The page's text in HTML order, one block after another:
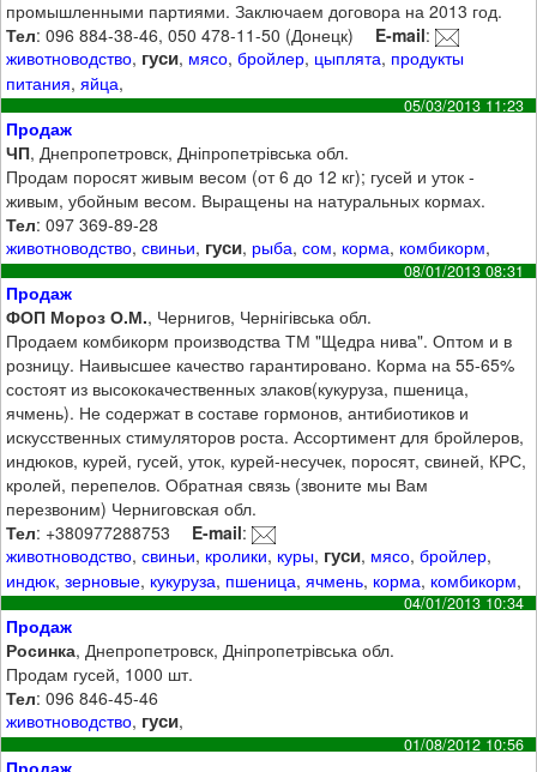
промышленными партиями. Заключаем договора на 2013 год.
Тел: 096 884-38-46, 050 478-11-50 (Донецк) E-mail:
животноводство, гуси, мясо,бройлер, цыплята, продукты
питания,яйца,
05/03/2013 11:23
Продаж
ЧП, Днепропетровск, Дніпропетрівська обл.
Продам поросят живым весом (от 6 до 12 кг); гусей и уток -
живым, убойным весом. Выращены на натуральных кормах.
Тел: 097 369-89-28
животноводство,свиньи, гуси, рыба,сом, корма, комбикорм,
08/01/2013 08:31
Продаж
ФОП Мороз О.М., Чернигов, Чернігівська обл.
Продаем комбикорм производства ТМ "Щедра нива". Оптом и в
розницу. Наивысшее качество гарантировано. Корма на 55-65%
состоят из высококачественных злаков(кукуруза, пшеница,
ячмень). Не содержат в составе гормонов, антибиотиков и
искусственных стимуляторов роста. Ассортимент для бройлеров,
индюков, курей, гусей, уток, курей-несучек, поросят, свиней, КРС,
кролей, перепелов. Обратная связь (звоните мы Вам
перезвоним) Черниговская обл.
Тел: +380977288753 E-mail:
животноводство,свиньи, кролики, куры, гуси, мясо,бройлер,
индюк,зерновые, кукуруза, пшеница,ячмень, корма, комбикорм,
04/01/2013 10:34
Продаж
Росинка, Днепропетровск, Дніпропетрівська обл.
Продам гусей, 1000 шт.
Тел: 096 846-45-46
животноводство, гуси,
01/08/2012 10:56
Продаж